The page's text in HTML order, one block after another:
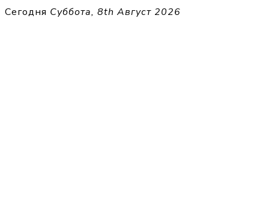
Перейти
Сегодня Суббота, 8th Август 2026